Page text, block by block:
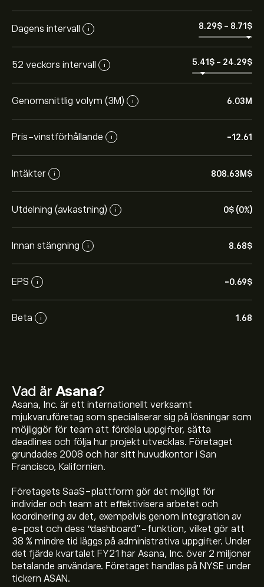
Dagens intervall i 8.29‎$‎ - 8.71‎$‎
52 veckors intervall i 5.41‎$‎ - 24.29‎$‎
Genomsnittlig volym (3M) i 6.03M
Pris-vinstförhållande i -12.61
Intäkter i 808.63M‎$‎
Utdelning (avkastning) i 0‎$‎ (0%)
Innan stängning i 8.68‎$‎
EPS i -0.69‎$‎
Beta i 1.68
Vad är Asana?
Asana, Inc. är ett internationellt verksamt
mjukvaruföretag som specialiserar sig på lösningar som
möjliggör för team att fördela uppgifter, sätta
deadlines och följa hur projekt utvecklas. Företaget
grundades 2008 och har sitt huvudkontor i San
Francisco, Kalifornien.
Företagets SaaS-plattform gör det möjligt för
individer och team att effektivisera arbetet och
koordinering av det, exempelvis genom integration av
e-post och dess “dashboard”-funktion, vilket gör att
38 % mindre tid läggs på administrativa uppgifter. Under
det fjärde kvartalet FY21 har Asana, Inc. över 2 miljoner
betalande användare. Företaget handlas på NYSE under
tickern ASAN.